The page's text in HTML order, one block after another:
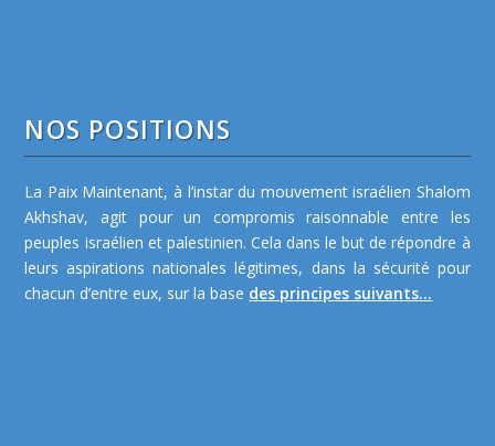
NOS POSITIONS
La Paix Maintenant, à l’instar du mouvement israélien Shalom
Akhshav, agit pour un compromis raisonnable entre les
peuples israélien et palestinien. Cela dans le but de répondre à
leurs aspirations nationales légitimes, dans la sécurité pour
chacun d’entre eux, sur la base des principes suivants...